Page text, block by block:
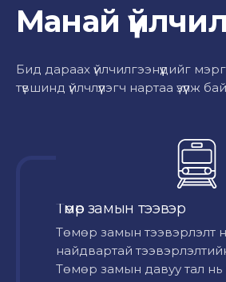
Манай
Бид дараах үйлчилгээнүүдийг
түвшинд үйлчлүүлэгч нартаа үзүүлж
Төмөр замын тээвэр
Төмөр замын тээвэрлэлт
найдвартай
Төмөр замын давуу тал нь